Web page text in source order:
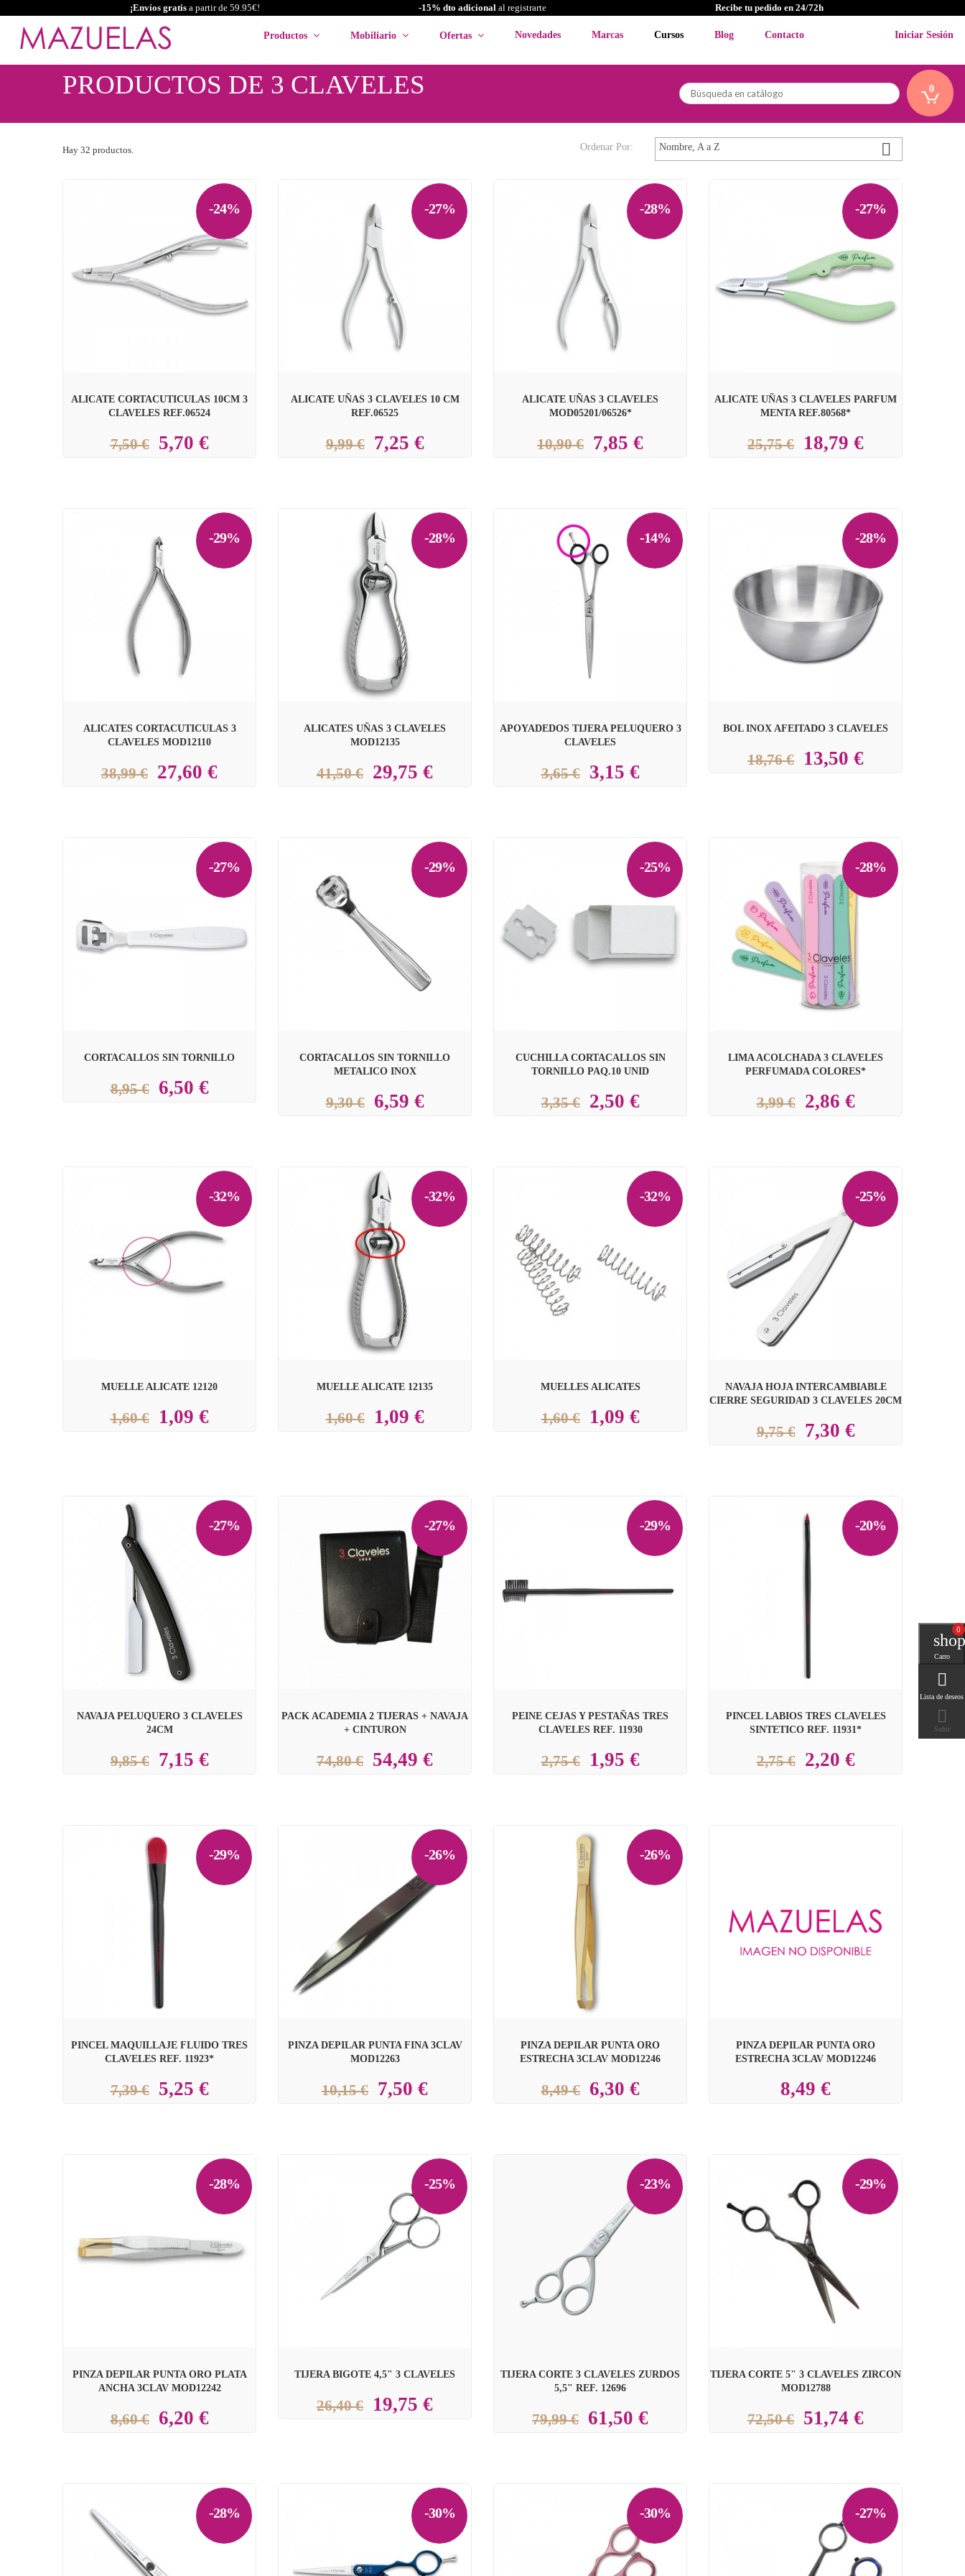
¡Envíos gratisa partir de 59.95€! -15% dto adicionalal registrarte Recibe tu pedido en 24/72h
Productos Mobiliario Ofertas Novedades Marcas Cursos Blog Contacto Iniciar Sesión
0
PRODUCTOS DE 3 CLAVELES
Hay 32 productos. Ordenar Por: Nombre, A a Z 
-24%
ALICATE CORTACUTICULAS 10CM 3
CLAVELES REF.06524
7,50 € 5,70 €
-27%
ALICATE UÑAS 3 CLAVELES 10 CM
REF.06525
9,99 € 7,25 €
-28%
ALICATE UÑAS 3 CLAVELES
MOD05201/06526*
10,90 € 7,85 €
-27%
ALICATE UÑAS 3 CLAVELES PARFUM
MENTA REF.80568*
25,75 € 18,79 €
-29%
ALICATES CORTACUTICULAS 3
CLAVELES MOD12110
38,99 € 27,60 €
-28%
ALICATES UÑAS 3 CLAVELES
MOD12135
41,50 € 29,75 €
-14%
APOYADEDOS TIJERA PELUQUERO 3
CLAVELES
3,65 € 3,15 €
-28%

BOL INOX AFEITADO 3 CLAVELES
18,76 € 13,50 €
-27%
CORTACALLOS SIN TORNILLO
8,95 € 6,50 €
-29%

CORTACALLOS SIN TORNILLO
METALICO INOX
9,30 € 6,59 €
-25%

CUCHILLA CORTACALLOS SIN
TORNILLO PAQ.10 UNID
3,35 € 2,50 €
-28%

LIMA ACOLCHADA 3 CLAVELES
PERFUMADA COLORES*
3,99 € 2,86 €
-32%
MUELLE ALICATE 12120
1,60 € 1,09 €
-32%
MUELLE ALICATE 12135
1,60 € 1,09 €
-32%

MUELLES ALICATES
1,60 € 1,09 €
-25%
NAVAJA HOJA INTERCAMBIABLE
CIERRE SEGURIDAD 3 CLAVELES 20CM
9,75 € 7,30 €
-27%
NAVAJA PELUQUERO 3 CLAVELES
24CM
9,85 € 7,15 €
-27%
PACK ACADEMIA 2 TIJERAS + NAVAJA
+ CINTURON
74,80 € 54,49 €
-29%
PEINE CEJAS Y PESTAÑAS TRES
CLAVELES REF. 11930
2,75 € 1,95 €
-20%
PINCEL LABIOS TRES CLAVELES
SINTETICO REF. 11931*
2,75 € 2,20 €
-29%
PINCEL MAQUILLAJE FLUIDO TRES
CLAVELES REF. 11923*
7,39 € 5,25 €
-26%
PINZA DEPILAR PUNTA FINA 3CLAV
MOD12263
10,15 € 7,50 €
-26%
PINZA DEPILAR PUNTA ORO
ESTRECHA 3CLAV MOD12246
8,49 € 6,30 €
PINZA DEPILAR PUNTA ORO
ESTRECHA 3CLAV MOD12246
8,49 €
-28%
PINZA DEPILAR PUNTA ORO PLATA
ANCHA 3CLAV MOD12242
8,60 € 6,20 €
-25%
TIJERA BIGOTE 4,5" 3 CLAVELES
26,40 € 19,75 €
-23%
TIJERA CORTE 3 CLAVELES ZURDOS
5,5" REF. 12696
79,99 € 61,50 €
-29%

TIJERA CORTE 5" 3 CLAVELES ZIRCON
MOD12788
72,50 € 51,74 €
-28% -30% -30% -27%
Carro
0

Lista de deseos
0

Subir